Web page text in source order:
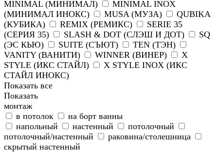
MINIMAL (МИНИМАЛ)
MINIMAL INOX
(МИНИМАЛ ИНОКС)
MUSA (МУЗА)
QUBIKA
(КУБИКА)
REMIX (РЕМИКС)
SERIE 35
(СЕРИЯ 35)
SLASH & DOT (СЛЭШ И ДОТ)
SQ
(ЭС КЬЮ)
SUITE (СЪЮТ)
TEN (ТЭН)
VANITY (ВАНИТИ)
WINNER (ВИНЕР)
X
STYLE (ИКС СТАЙЛ)
X STYLE INOX (ИКС
СТАЙЛ ИНОКС)
Показать все
Показать
монтаж
в потолок
на борт ванны
напольный
настенный
потолочный
потолочный/настенный
раковина/столешница
скрытый настенный